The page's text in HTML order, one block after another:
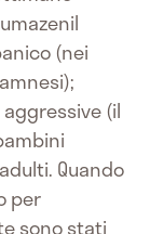
(nei
(il
Quando
per
sono stati